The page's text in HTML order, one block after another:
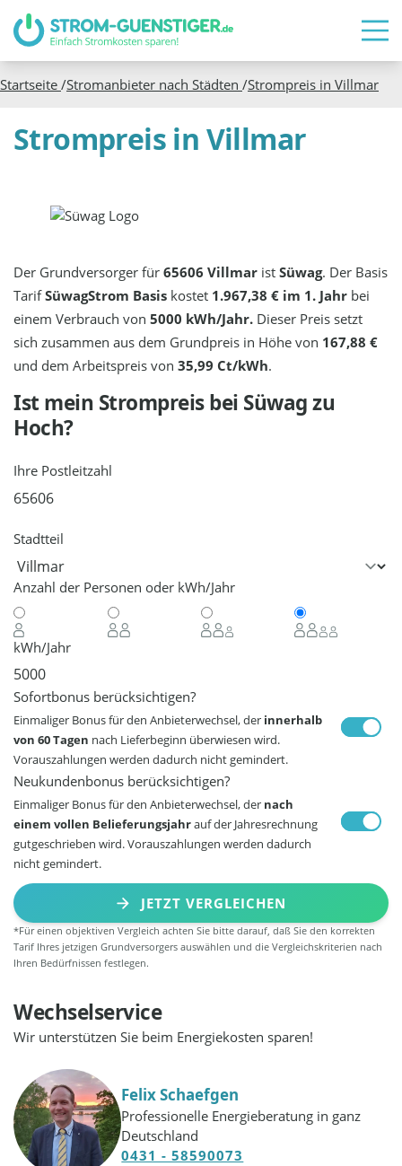
Startseite /Stromanbieter nach Städten /Strompreis in Villmar
Strompreis in Villmar
Der Grundversorger für65606 Villmar istSüwag. Der Basis
TarifSüwagStrom Basis kostet 1.967,38 € im 1. Jahr bei
einem Verbrauch von5000 kWh/Jahr. Dieser Preis setzt
sich zusammen aus dem Grundpreis in Höhe von 167,88 €
und dem Arbeitspreis von35,99 Ct/kWh.
Ist mein Strompreis bei Süwagzu
Hoch?
Ihre Postleitzahl
Stadtteil
Anzahl der Personen oder kWh/Jahr
kWh/Jahr
Sofortbonus berücksichtigen?
Einmaliger Bonus für den Anbieterwechsel, der innerhalb
von 60 Tagen nach Lieferbeginn überwiesen wird.
Vorauszahlungen werden dadurch nicht gemindert.
Neukundenbonus berücksichtigen?
Einmaliger Bonus für den Anbieterwechsel, der nach
einem vollen Belieferungsjahrauf der Jahresrechnung
gutgeschrieben wird. Vorauszahlungen werden dadurch
nicht gemindert.
JETZT VERGLEICHEN
*Für einen objektiven Vergleich achten Sie bitte darauf, daß Sie den korrekten
Tarif Ihres jetzigen Grundversorgers auswählen und die Vergleichskriterien nach
Ihren Bedürfnissen festlegen.
Wechselservice
Wir unterstützen Sie beim Energiekosten sparen!
Felix Schaefgen
Professionelle Energieberatung in ganz
Deutschland
0431 - 58590073